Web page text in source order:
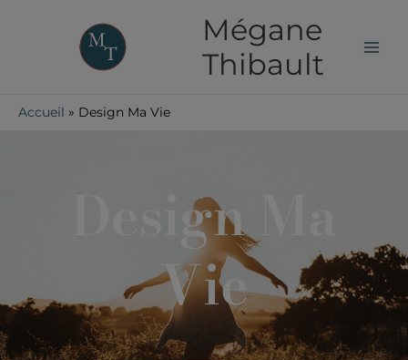
Mégane
Thibault
Accueil Design Ma Vie
Design Ma
Vie